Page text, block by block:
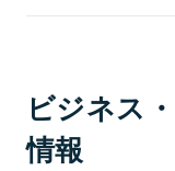
ビジネス
情報